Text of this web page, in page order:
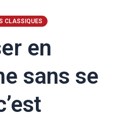
CLASSIQUES
en
sans se